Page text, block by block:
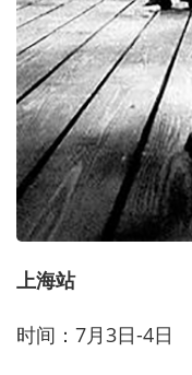
上海站
时间：7月3日-4日